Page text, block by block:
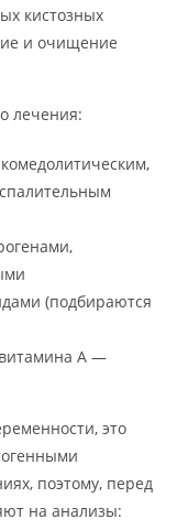
кистозных
и очищение
лечения:
(подбираются
А —
это
поэтому, перед
на анализы: